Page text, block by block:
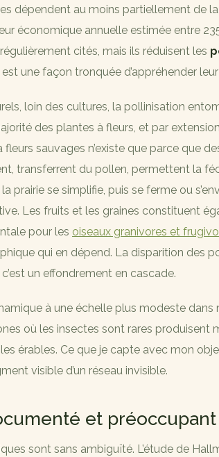
dépendent au moins partiellement de
économique annuelle estimée entre
cités, mais ils réduisent les
une façon tronquée d’appréhender
loin des cultures, la pollinisation
des plantes à fleurs, et par
fleurs sauvages n’existe que parce que
transferrent du pollen, permettent la
prairie se simplifie, puis se ferme ou
Les fruits et les graines constituent
pour les oiseaux granivores et
qui en dépend. La disparition des
un effondrement en cascade.
à une échelle plus modeste dans
où les insectes sont rares produisent
érables. Ce que je capte avec mon
visible d’un réseau invisible.
et préoccupant
sont sans ambiguïté. L’étude de